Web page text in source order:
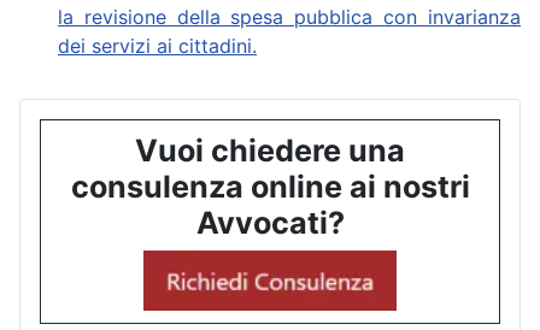
la revisione della spesa pubblica con invarianza
dei servizi ai cittadini.
Vuoi chiedere una
consulenza online ai nostri
Avvocati?